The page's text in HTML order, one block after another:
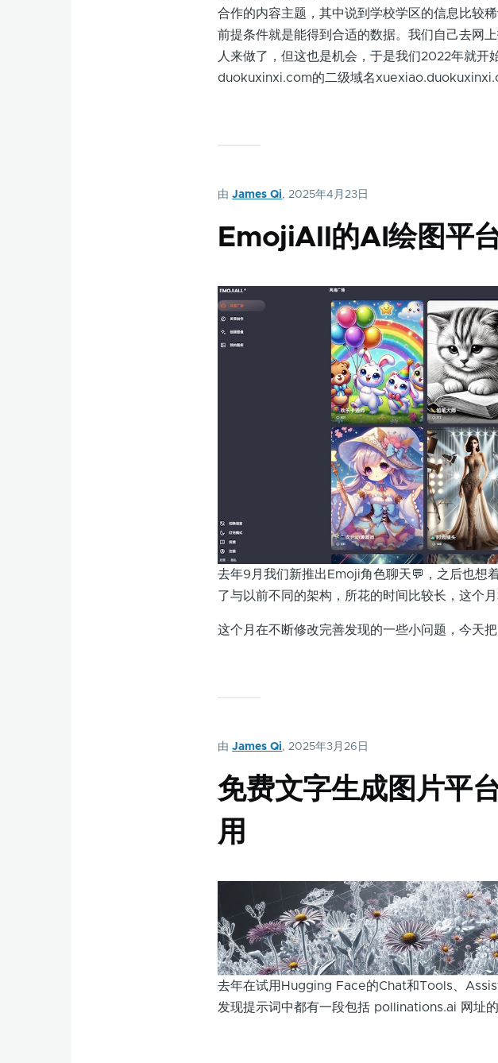
合作的内容主题，其中说到学校学区的信息比较
前提条件就是能得到合适的数据。我们自己去网
人来做了，但这也是机会，于是我们2022年就开
duokuxinxi.com的二级域名
由James Qi, 2025年4月23日
EmojiAll的AI绘图平
去年9月我们新推出Emoji角色聊天💬，之后也想
了与以前不同的架构，所花的时间比较长，这个
这个月在不断修改完善发现的一些小问题，今天
由James Qi, 2025年3月26日
免费文字生成图片平
用
去年在试用Hugging Face的Chat和Tools、
发现提示词中都有一段包括 pollinations.ai 网址